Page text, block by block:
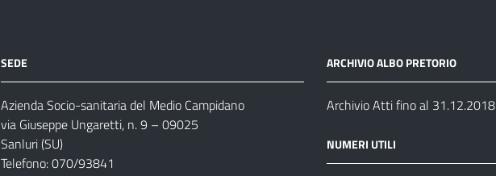
SEDE
Azienda Socio-sanitaria del Medio Campidano
via Giuseppe Ungaretti, n. 9 – 09025
Sanluri (SU)
Telefono: 070/93841
ARCHIVIO ALBO PRETORIO
Archivio Atti fino al 31.12.2018
NUMERI UTILI